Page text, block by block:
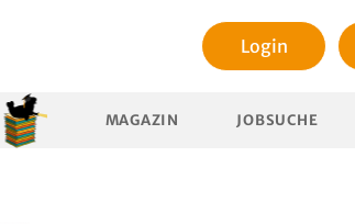
Login
MAGAZIN JOBSUCHE